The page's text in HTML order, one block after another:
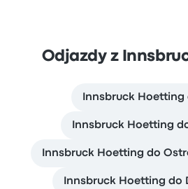
Odjazdy z
Innsbruck Hoetting
Innsbruck Hoetting
Innsbruck Hoetting do
Innsbruck Hoetting do